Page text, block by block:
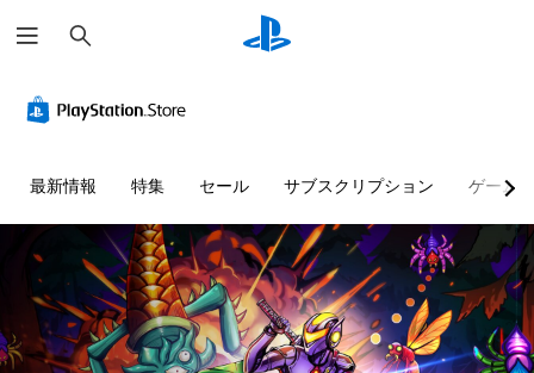
索
最新情報 特集 セール サブスクリプション ゲーム